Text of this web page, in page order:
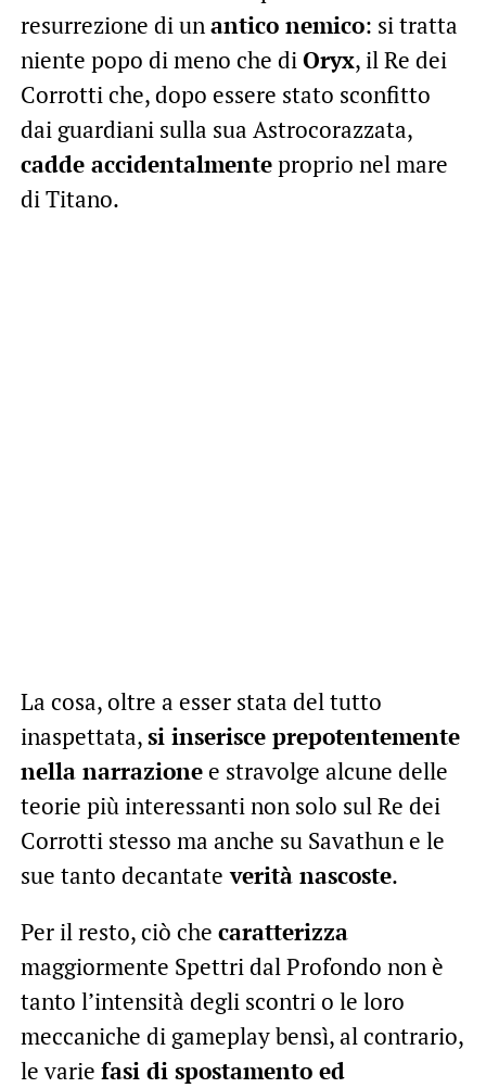
resurrezione di unantico nemico: si tratta
niente popo di meno che diOryx, il Re dei
Corrotti che, dopo essere stato sconfitto
dai guardiani sulla sua Astrocorazzata,
cadde accidentalmenteproprio nel mare
di Titano.
La cosa, oltre a esser stata del tutto
inaspettata,si inserisce prepotentemente
nella narrazionee stravolge alcune delle
teorie più interessanti non solo sul Re dei
Corrotti stesso ma anche su Savathun e le
sue tanto decantate verità nascoste.
Per il resto, ciò che caratterizza
maggiormente Spettri dal Profondo non è
tanto l’intensità degli scontri o le loro
meccaniche di gameplay bensì, al contrario,
le varie fasi di spostamento ed